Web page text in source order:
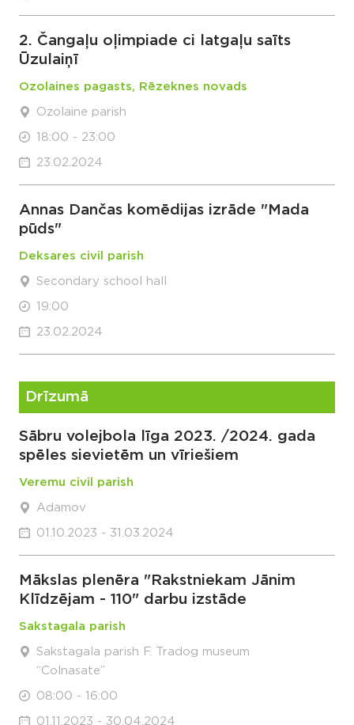
2. Čangaļu oļimpiade ci latgaļu saīts
Ūzulaiņī
Ozolaines pagasts, Rēzeknes novads
Ozolaine parish
18:00 - 23:00
23.02.2024
Annas Dančas komēdijas izrāde "Mada
pūds"
Deksares civil parish
Secondary school hall
19:00
23.02.2024
Drīzumā
Sābru volejbola līga 2023. /2024. gada
spēles sievietēm un vīriešiem
Veremu civil parish
Adamov
01.10.2023 - 31.03.2024
Mākslas plenēra "Rakstniekam Jānim
Klīdzējam - 110" darbu izstāde
Sakstagala parish
Sakstagala parish F. Tradog museum
“Colnasate”
08:00 - 16:00
01.11.2023 - 30.04.2024